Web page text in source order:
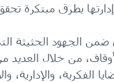
إدارتها بطرق مبتكرة
الجهود الحثيثة
من خلال العديد
الفكرية،